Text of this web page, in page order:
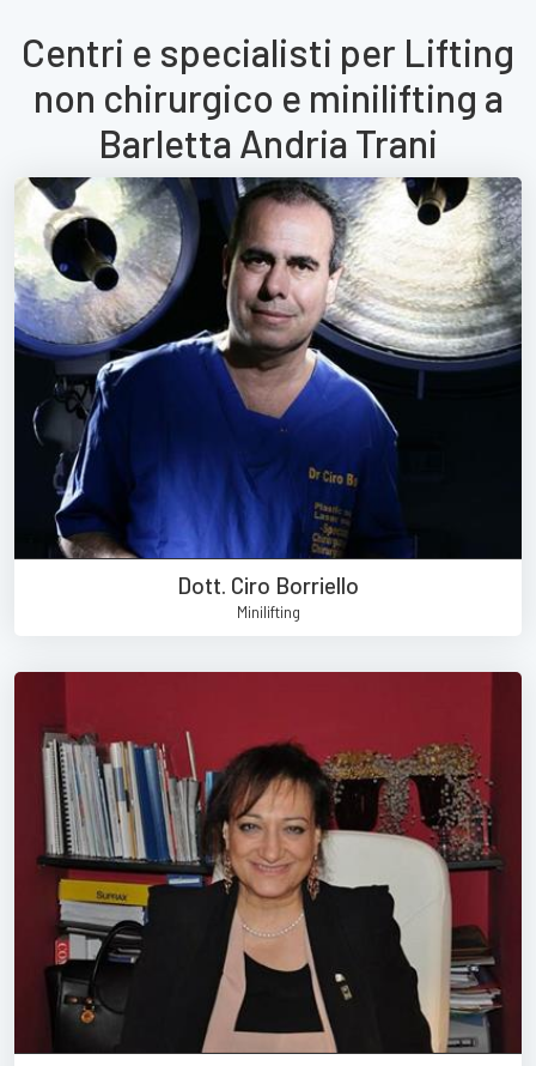
Centri e specialisti per Lifting
non chirurgico e minilifting a
Barletta Andria Trani
Dott. Ciro Borriello
Minilifting